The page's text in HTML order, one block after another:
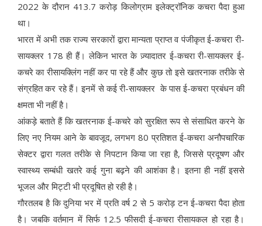
2022 के दौरान 413.7 करोड़ किलोग्राम इलेक्ट्रॉनिक कचरा पैदा हुआ
था।
भारत में अभी तक राज्य सरकारों द्वारा मान्यता प्राप्त व पंजीकृत ई-कचरा री-
सायक्लर 178 ही हैं। लेकिन भारत के ज़्यादातर ई-कचरा री-सायक्लर ई-
कचरे का रीसायक्लिंग नहीं कर पा रहे हैं और कुछ तो इसे खतरनाक तरीके से
संग्रहित कर रहे हैं। इनमें से कई री-सायक्लर के पास ई-कचरा प्रबंधन की
क्षमता भी नहीं है।
आंकड़े बताते हैं कि खतरनाक ई-कचरे को सुरक्षित रूप से संसाधित करने के
लिए नए नियम आने के बावजूद, लगभग 80 प्रतिशत ई-कचरा अनौपचारिक
सेक्टर द्वारा गलत तरीके से निपटान किया जा रहा है, जिससे प्रदूषण और
स्वास्थ्य सम्बंधी खतरे कई गुना बढ़ने की आशंका है। इतना ही नहीं इससे
भूजल और मिट्टी भी प्रदूषित हो रही है।
गौरतलब है कि दुनिया भर में प्रति वर्ष 2 से 5 करोड़ टन ई-कचरा पैदा होता
है। जबकि वर्तमान में सिर्फ 12.5 फीसदी ई-कचरा रीसायकल हो रहा है।